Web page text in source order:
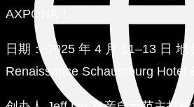
AXPONA！
日期： 2025 年 4 月 11–13 日 地
Renaissance Schaumburg Hotel